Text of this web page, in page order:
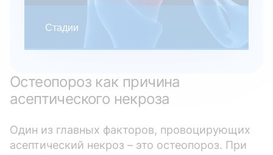
Стадии
Остеопороз как причина
асептического некроза
Один из главных факторов, провоцирующих
асептический некроз – это остеопороз. При